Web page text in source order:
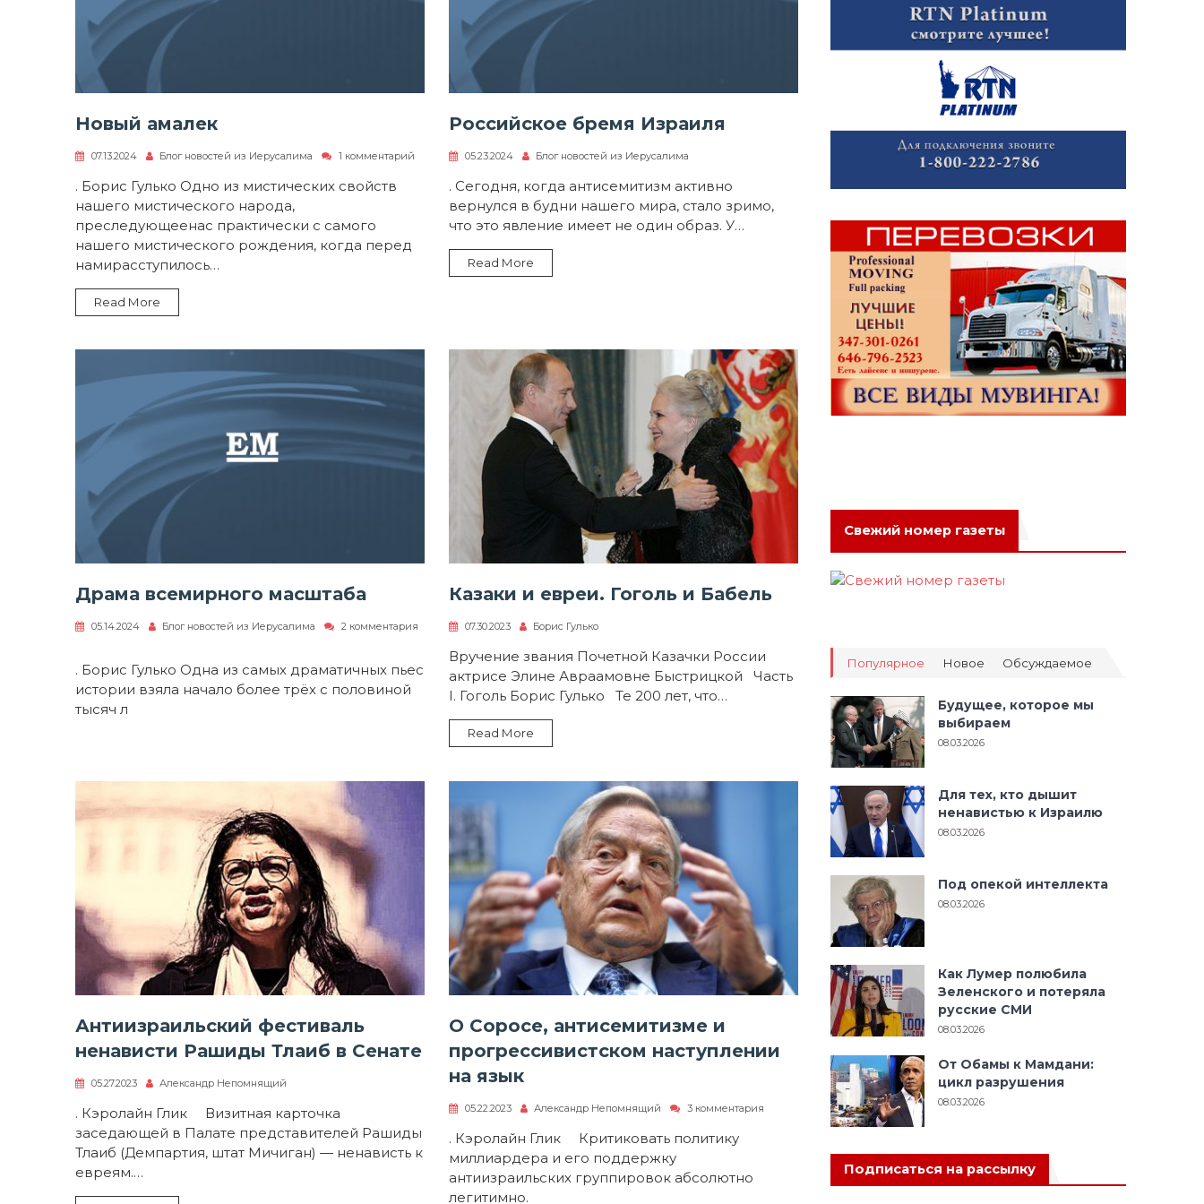
Новый амалек
07.13.2024 Блог новостей из Иерусалима 1 комментарий
амалек
. Борис Гулько Одно из мистических свойств
нашего мистического народа,
преследующеенас практически с самого
нашего мистического рождения, когда перед
намирасступилось…
Read More
Российское бремя Израиля
05.23.2024 Блог новостей из Иерусалима
. Сегодня, когда антисемитизм активно
вернулся в будни нашего мира, стало зримо,
что это явление имеет не один образ. У…
Read More
Драма всемирного масштаба
05.14.2024 Блог новостей из Иерусалима
2 комментария
Драма
всемирного
масштаба
. Борис Гулько Одна из самых драматичных пьес
истории взяла начало более трёх с половиной
тысяч л
Казаки и евреи. Гоголь и Бабель
07.30.2023 Борис Гулько
Вручение звания Почетной Казачки России
актрисе Элине Авраамовне Быстрицкой Часть
I. Гоголь Борис Гулько Те 200 лет, что…
Read More
Антиизраильский фестиваль
ненависти Рашиды Тлаиб в Сенате
05.27.2023 Александр Непомнящий
. Кэролайн Глик Визитная карточка
заседающей в Палате представителей Рашиды
Тлаиб (Демпартия, штат Мичиган) — ненависть к
евреям.…
О Соросе, антисемитизме и
прогрессивистском наступлении
на язык
05.22.2023 Александр Непомнящий 3 комментария
прогрессивистском
. Кэролайн Глик Критиковать политику
миллиардера и его поддержку
антиизраильских группировок абсолютно
легитимно.
Свежий номер газеты
Популярное Новое Обсуждаемое
Будущее, которое мы
выбираем
08.03.2026
Для тех, кто дышит
ненавистью к Израилю
08.03.2026
Под опекой интеллекта
08.03.2026
Как Лумер полюбила
Зеленского и потеряла
русские СМИ
08.03.2026
От Обамы к Мамдани:
цикл разрушения
08.03.2026
Подписаться на рассылку